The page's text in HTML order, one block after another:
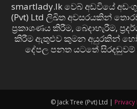
smartlady.lk වෙබ් අඩවියේ
(Pvt) Ltd ලිඛිත අවසරයකින්
ප්‍රකාශණය කිරීම, බෙදාහැරීම,
කිරීම ඇතුළුව කුමන අයුරකින් හෝ
දේපල පනත යටතේ සිරදඬුවම්
© Jack Tree (Pvt) Ltd | Privacy